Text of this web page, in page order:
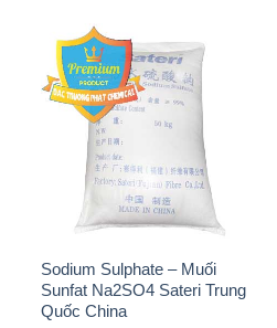
Sodium Sulphate – Muối
Sunfat Na2SO4 Sateri Trung
Quốc China